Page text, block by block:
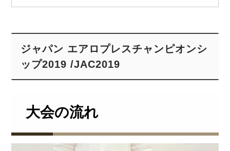
ジャパン エアロプレスチャンピオンシ
ップ2019 /JAC2019
大会の流れ